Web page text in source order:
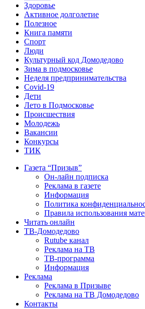
Здоровье
Активное долголетие
Полезное
Книга памяти
Спорт
Люди
Культурный код Домодедово
Зима в подмосковье
Неделя предпринимательства
Covid-19
Дети
Лето в Подмосковье
Происшествия
Молодежь
Вакансии
Конкурсы
ТИК
Газета “Призыв”
Он-лайн подписка
Реклама в газете
Информация
Политика
Правила использования
Читать онлайн
ТВ-Домодедово
Rutube канал
Реклама на ТВ
ТВ-программа
Информация
Реклама
Реклама в Призыве
Реклама на ТВ Домодедово
Контакты